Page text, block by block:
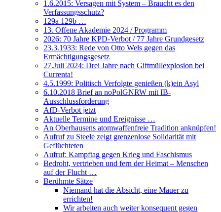
1.6.2015: Versagen mit System – Braucht es den
Verfassungsschutz?
129a 129b …
13. Offene Akademie 2024 / Programm
2026: 70 Jahre KPD-Verbot / 77 Jahre Grundgesetz
23.3.1933: Rede von Otto Wels gegen das
Ermächtigungsgesetz
27.Juli 2024: Drei Jahre nach Giftmüllexplosion bei
Currenta!
4.5.1999: Politisch Verfolgte genießen (k)ein Asyl
6.10.2018 Brief an noPolGNRW mit IB-
Ausschlussforderung
AfD-Verbot jetzt
Aktuelle Termine und Ereignisse …
An Oberhausens atomwaffenfreie Tradition anknüpfen!
Aufruf zu Steele zeigt grenzenlose Solidarität mit
Geflüchteten
Aufruf: Kampftag gegen Krieg und Faschismus
Bedroht, vertrieben und fern der Heimat – Menschen
auf der Flucht …
Berühmte Sätze
Niemand hat die Absicht, eine Mauer zu
errichten!
Wir arbeiten auch weiter konsequent gegen